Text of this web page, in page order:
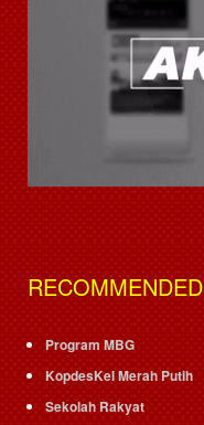
RECOMMENDED
Program MBG
KopdesKel Merah Putih
Sekolah Rakyat